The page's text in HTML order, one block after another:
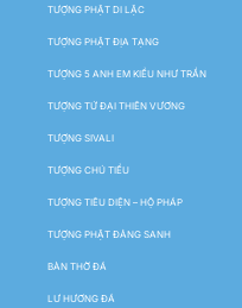
TƯỢNG PHẬT DI LẶC
TƯỢNG PHẬT ĐỊA TẠNG
TƯỢNG 5 ANH EM KIỀU NHƯ TRẦN
TƯỢNG TỨ ĐẠI THIÊN VƯƠNG
TƯỢNG SIVALI
TƯỢNG CHÚ TIỂU
TƯỢNG TIÊU DIỆN – HỘ PHÁP
TƯỢNG PHẬT ĐẢNG SANH
BÀN THỜ ĐÁ
LƯ HƯƠNG ĐÁ